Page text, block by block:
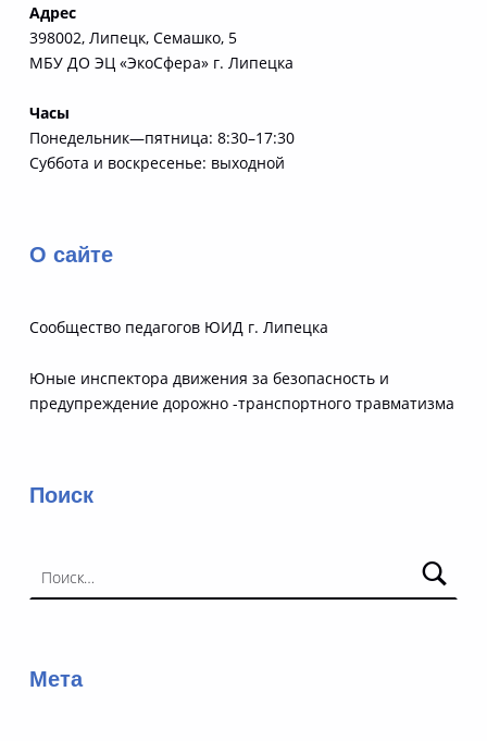
Адрес
398002, Липецк, Семашко, 5
МБУ ДО ЭЦ «ЭкоСфера» г. Липецка
Часы
Понедельник—пятница: 8:30–17:30
Суббота и воскресенье: выходной
О сайте
Сообщество педагогов ЮИД г. Липецка
Юные инспектора движения за безопасность и
предупреждение дорожно -транспортного травматизма
Поиск
Мета